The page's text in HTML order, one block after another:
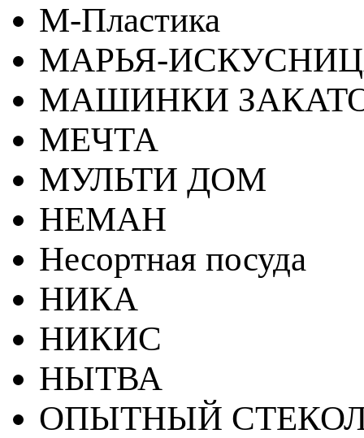
М-Пластика
МАРЬЯ-
МАШИНКИ
МЕЧТА
МУЛЬТИ ДОМ
НЕМАН
Несортная посуда
НИКА
НИКИС
НЫТВА
ОПЫТНЫЙ